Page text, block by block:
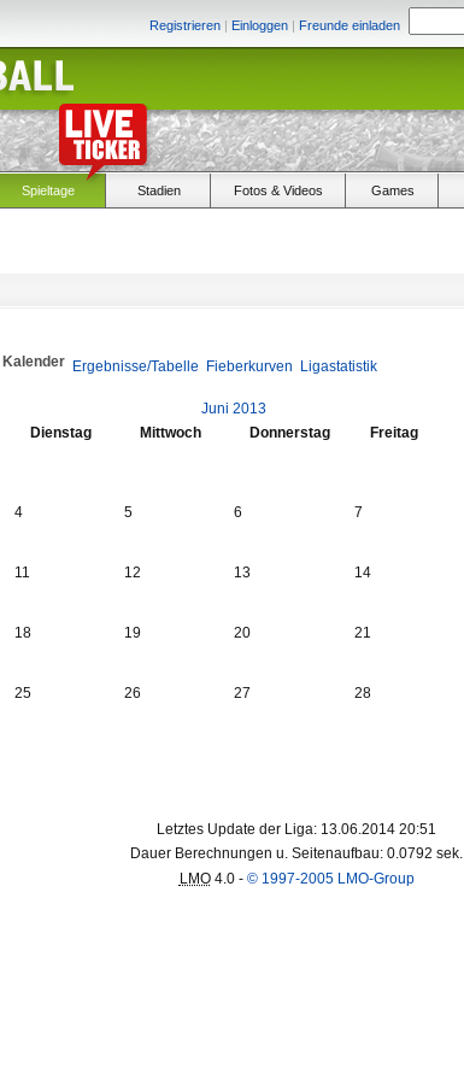
Registrieren | Einloggen | Freunde einladen
Spieltage Stadien Fotos & Videos Games
Kalender Ergebnisse/Tabelle Fieberkurven Ligastatistik
Juni 2013
Dienstag Mittwoch Donnerstag Freitag
4 5 6 7
11 12 13 14
18 19 20 21
25 26 27 28
Letztes Update der Liga: 13.06.2014 20:51
Dauer Berechnungen u. Seitenaufbau: 0.0792 sek.
LMO4.0 - © 1997-2005 LMO-Group